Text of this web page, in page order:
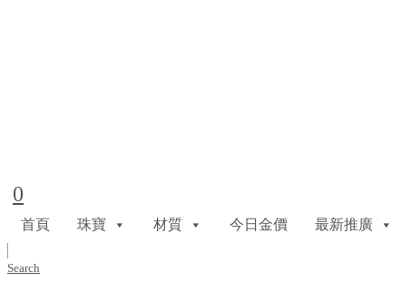
0
首頁 珠寶 材質 今日金價 最新推廣
Search